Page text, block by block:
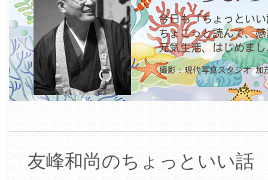
友峰和尚のちょっといい話